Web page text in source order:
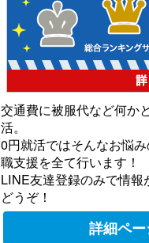
交通費に被服代など何か
活。
0円就活ではそんなお悩
職支援を全て行います！
LINE友達登録のみで情報
どうぞ！
詳細ペ